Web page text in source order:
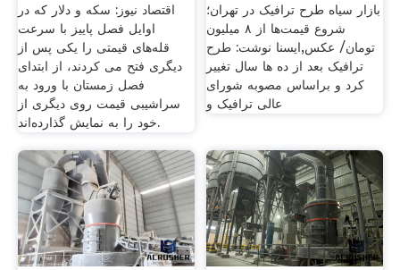
اقتصاد نیوز: سکه و دلار که در
اوایل فصل پاییز با سرعت
قله‌های قیمتی را یکی پس از
دیگری فتح می کردند، از ابتدای
فصل زمستان با ورود به
سراشیبی قیمت روی دیگری از
خود را به نمایش گذارده‌اند.
بازار سیاه طرح ترافیک در تهران؛
شروع قیمت‌ها از ۸ میلیون
تومان/ عکس,ایسنا نوشت: طرح
ترافیک بعد از ده ها سال تغییر
کرد و براساس مصوبه شورای
عالی ترافیک و